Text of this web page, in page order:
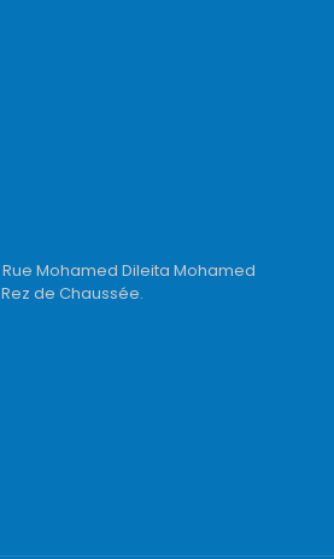
Mohamed Dileita Mohamed
de Chaussée.